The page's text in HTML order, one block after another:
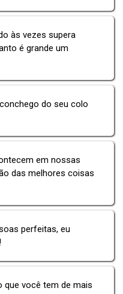
às vezes supera
é grande um
do seu colo
em nossas
das melhores coisas
perfeitas, eu
que você tem de mais